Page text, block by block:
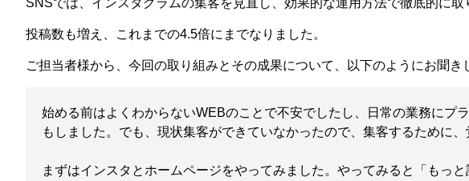
SNSでは、インスタグラムの集客を見直し、効果的な運用方法で徹底的に取
投稿数も増え、これまでの4.5倍にまでなりました。
ご担当者様から、今回の取り組みとその成果について、以下のようにお聞き
始める前はよくわからないWEBのことで不安でしたし、日常の業務にプ
もしました。でも、現状集客ができていなかったので、集客するために
まずはインスタとホームページをやってみました。やってみると「もっ